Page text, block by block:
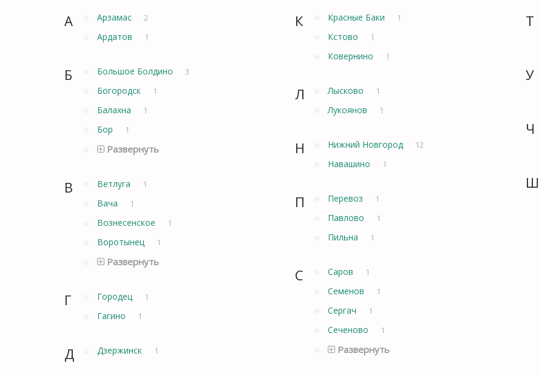
А Арзамас 2
Ардатов 1
Б Большое Болдино 3
Богородск 1
Балахна 1
Бор 1
Развернуть
В Ветлуга 1
Вача 1
Вознесенское 1
Воротынец 1
Развернуть
Г Городец 1
Гагино 1
Д Дзержинск 1
К Красные Баки 1
Кстово 1
Ковернино 1
Л Лысково 1
Лукоянов 1
Н Нижний Новгород 12
Навашино 1
П Перевоз 1
Павлово 1
Пильна 1
С Саров 1
Семенов 1
Сергач 1
Сеченово 1
Развернуть
Т
У
Ч
Ш